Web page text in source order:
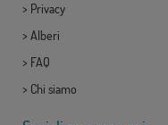
> Privacy
> Alberi
> FAQ
> Chi siamo